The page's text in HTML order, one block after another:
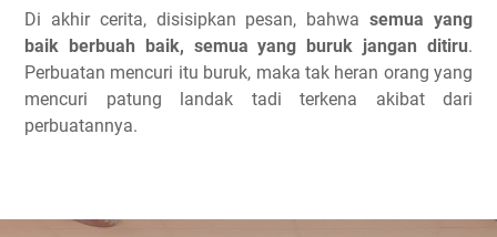
Di akhir cerita, disisipkan pesan, bahwasemua yang
baik berbuah baik, semua yang buruk jangan ditiru.
Perbuatan mencuri itu buruk, maka tak heran orang yang
mencuri patung landak tadi terkena akibat dari
perbuatannya.